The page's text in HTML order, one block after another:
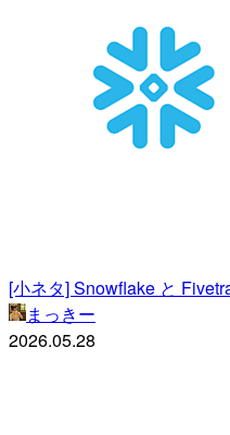
[小ネタ] Snowflake と
まっきー
2026.05.28